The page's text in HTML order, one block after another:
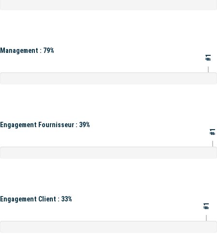
Management : 79%
#1
Engagement Fournisseur : 39%
#1
Engagement Client : 33%
#1